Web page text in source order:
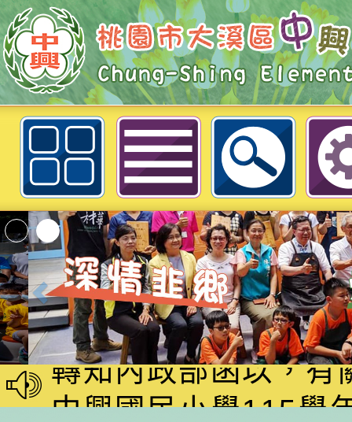
本校112學年度第1學期第3次招考
師甄選錄取公告(尚有缺額，續辦
市大溪區中興國民小學
桃園市政府家庭教育
家8月課程資訊」、
電影營」、「祖孫樂
轉知內政部函以，有
員會函釋公務員留職
中興國民小學115學